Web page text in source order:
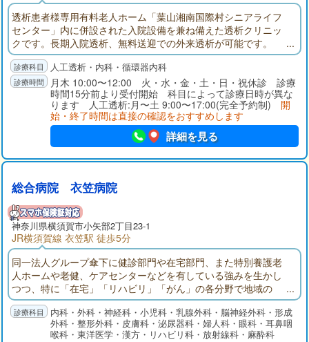
透析患者様専用有料老人ホーム「葉山湘南国際村シニアライフ
センター」内に併設された入院設備を兼ね備えた透析クリニッ
クです。長期入院透析、無料送迎での外来透析が可能です。
人工透析・内科・循環器内科
月木 10:00〜12:00 火・水・金・土・日・祝休診 診療
時間15分前より受付開始 科目によって診療日時が異な
ります 人工透析:月〜土 9:00〜17:00(完全予約制) 開
始・終了時間は直接の確認をおすすめします
詳細を見る
総合病院 衣笠病院
神奈川県横須賀市小矢部2丁目23-1
JR横須賀線 衣笠駅 徒歩5分
同一法人グループ傘下に健診部門や在宅部門、また特別養護老
人ホームや老健、ケアセンターなどを有している強みを生かし
つつ、特に「在宅」「リハビリ」「がん」の各分野で地域の
方々の必要にお応えしています。患者さんご本人はもとより、
ご家族、身近な方々に安心をお届けし「来てよかった病院」と
思っていただくことが私たちの使命です。
内科・外科・神経科・小児科・乳腺外科・脳神経外科・形成
外科・整形外科・皮膚科・泌尿器科・婦人科・眼科・耳鼻咽
喉科・東洋医学・漢方・リハビリ科・放射線科・麻酔科